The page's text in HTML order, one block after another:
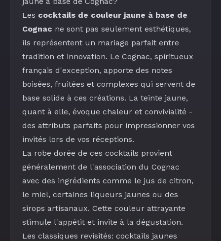
Les cocktails de couleur jaune à base de
Cognac ne sont pas seulement esthétiques,
ils représentent un mariage parfait entre
tradition et innovation. Le Cognac, spiritueux
français d'exception, apporte des notes
boisées, fruitées et complexes qui servent de
base solide à ces créations. La teinte jaune,
quant à elle, évoque chaleur et convivialité -
des attributs parfaits pour impressionner vos
invités lors de vos réceptions.
La robe dorée de ces cocktails provient
généralement de l'association du Cognac
avec des ingrédients comme le jus de citron,
le miel, certaines liqueurs jaunes ou des
sirops artisanaux. Cette couleur attrayante
stimule l'appétit et invite à la dégustation.
Les classiques revisités: cocktails jaunes